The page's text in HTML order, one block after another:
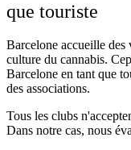
que touriste
Barcelone accueille des
culture du cannabis.
Barcelone en tant que
des associations.
Tous les clubs
Dans notre cas, nous